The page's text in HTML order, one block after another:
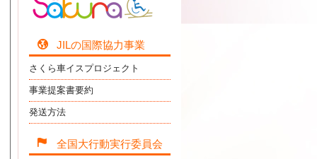
JILの国際協力事業
さくら車イスプロジェクト
事業提案書要約
発送方法
全国大行動実行委員会